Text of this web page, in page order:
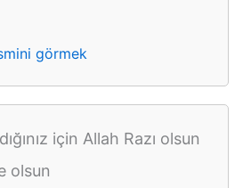
görmek
için Allah Razı olsun
olsun